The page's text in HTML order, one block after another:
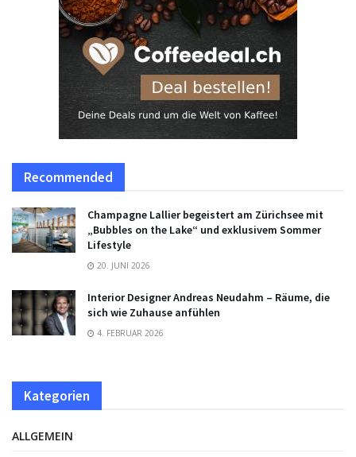
Recommended
Champagne Lallier begeistert am Zürichsee mit
„Bubbles on the Lake“ und exklusivem Sommer
Lifestyle
20. JUNI 2026
Interior Designer Andreas Neudahm – Räume, die
sich wie Zuhause anfühlen
4. FEBRUAR 2026
Kategorien
ALLGEMEIN